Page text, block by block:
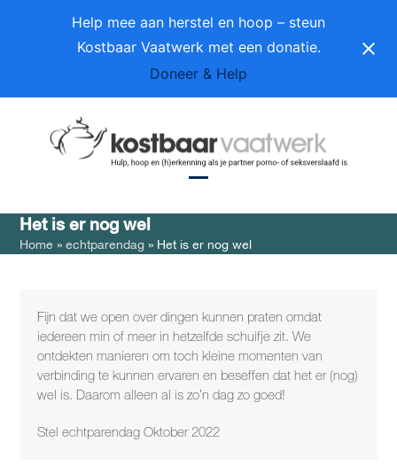
Help mee aan herstel en hoop – steun
Kostbaar Vaatwerk met een donatie.
Doneer & Help
menu
menu
Het is er nog wel
Home »echtparendag » Het is er nog wel
Fijn dat we open over dingen kunnen praten omdat
iedereen min of meer in hetzelfde schuifje zit. We
ontdekten manieren om toch kleine momenten van
verbinding te kunnen ervaren en beseffen dat het er (nog)
wel is. Daarom alleen al is zo’n dag zo goed!
Stel echtparendag Oktober 2022